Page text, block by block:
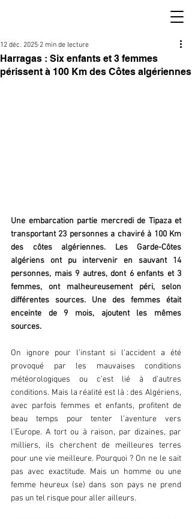
Harragas : Six enfants et 3 femmes
périssent à 100 Km des Côtes algériennes
12 déc. 2025 2 min de lecture
Une embarcation partie mercredi de Tipaza et
transportant 23 personnes a chaviré à 100 Km
des côtes algériennes. Les Garde-Côtes
algériens ont pu intervenir en sauvant 14
personnes, mais 9 autres, dont 6 enfants et 3
femmes, ont malheureusement péri, selon
différentes sources. Une des femmes était
enceinte de 9 mois, ajoutent les mêmes
sources.
On ignore pour l’instant si l’accident a été
provoqué par les mauvaises conditions
météorologiques ou c’est lié à d’autres
conditions. Mais la réalité est là : des Algériens,
avec parfois femmes et enfants, profitent de
beau temps pour tenter l’aventure vers
l’Europe. A tort ou à raison, par dizaines, par
milliers, ils cherchent de meilleures terres
pour une vie meilleure. Pourquoi ? On ne le sait
pas avec exactitude. Mais un homme ou une
femme heureux (se) dans son pays ne prend
pas un tel risque pour aller ailleurs.